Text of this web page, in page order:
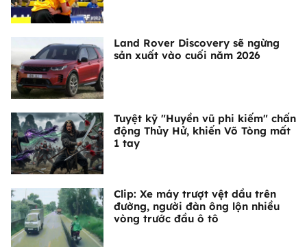
Land Rover Discovery sẽ ngừng
sản xuất vào cuối năm 2026
Tuyệt kỹ "Huyền vũ phi kiếm" chấn
động Thủy Hử, khiến Võ Tòng mất
1 tay
Clip: Xe máy trượt vệt dầu trên
đường, người đàn ông lộn nhiều
vòng trước đầu ô tô